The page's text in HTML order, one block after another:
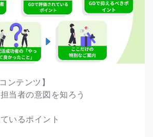
ンテンツ】
当者の意図を知ろう
いるポイント